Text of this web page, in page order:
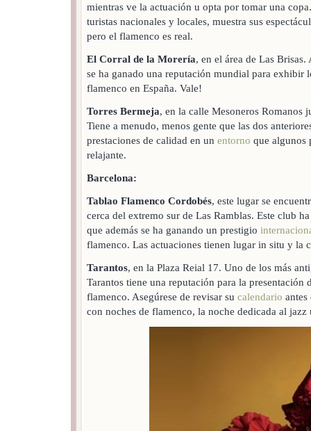
mientras ve la actuación u opta por tomar una
turistas nacionales y locales, muestra sus
pero el flamenco es real.
El Corral de la Morería, en el área de Las
se ha ganado una reputación mundial para exhibir
flamenco en España. Vale!
Torres Bermeja, en la calle Mesoneros Romanos
Tiene a menudo, menos gente que las dos
prestaciones de calidad en un entorno que algunos
relajante.
Barcelona:
Tablao Flamenco Cordobés, este lugar se
cerca del extremo sur de Las Ramblas. Este club
que además se ha ganando un prestigio
flamenco. Las actuaciones tienen lugar in situ y la
Tarantos, en la Plaza Reial 17. Uno de los más
Tarantos tiene una reputación para la presentación
flamenco. Asegúrese de revisar su calendario
con noches de flamenco, la noche dedicada al